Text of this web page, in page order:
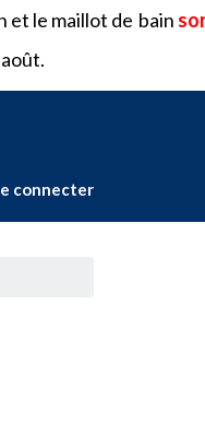
bain sont obligatoires
connecter